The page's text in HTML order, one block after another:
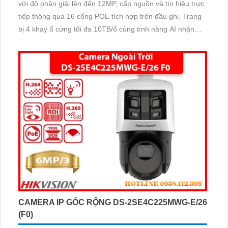
với độ phân giải lên đến 12MP, cấp nguồn và tín hiệu trực
tiếp thông qua 16 cổng POE tích hợp trên đầu ghi. Trang
bị 4 khay ổ cứng tối đa 10TB/ổ cùng tính năng AI nhận
CAMERA IP GÓC RỘNG DS-2SE4C225MWG-E/26
(F0)